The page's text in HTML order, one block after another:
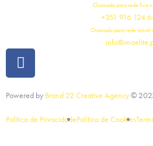
Chamada para rede fixa
+351 916 124
Chamada para rede móvel
Powered by Brand 22 Creative Agency©
Política de PrivacidadePolítica de Cookies